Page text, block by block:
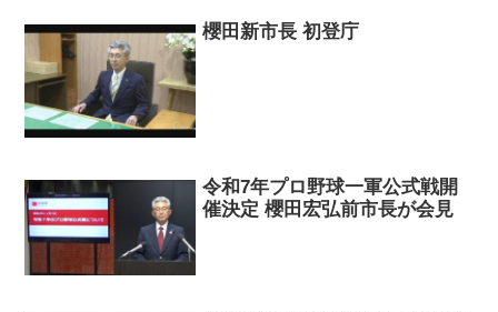
櫻田新市長 初登庁
令和7年プロ野球一軍公式戦開
催決定 櫻田宏弘前市長が会見